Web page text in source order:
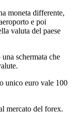
moneta differente,
e poi
valuta del paese
schermata che
unico euro vale 100
mercato del forex.